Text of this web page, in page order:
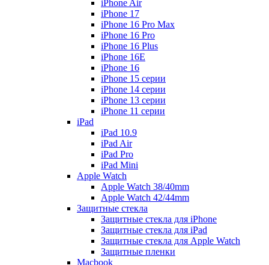
iPhone Air
iPhone 17
iPhone 16 Pro Max
iPhone 16 Pro
iPhone 16 Plus
iPhone 16E
iPhone 16
iPhone 15 серии
iPhone 14 серии
iPhone 13 серии
iPhone 11 серии
iPad
iPad 10.9
iPad Air
iPad Pro
iPad Mini
Apple Watch
Apple Watch 38/40mm
Apple Watch 42/44mm
Защитные стекла
Защитные стекла для iPhone
Защитные стекла для iPad
Защитные стекла для Apple Watch
Защитные пленки
Macbook